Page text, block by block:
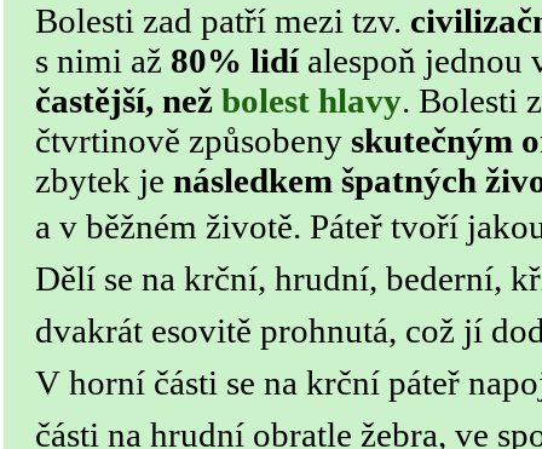
Bolesti zad patří mezi tzv.
s nimi až 80% lidíalespoň jednou
častější, než bolest hlavy. Bolesti
čtvrtinově způsobeny skutečným
zbytek je následkem špatných
a v běžném životě. Páteř tvoří
Dělí se na krční, hrudní, bederní,
dvakrát esovitě prohnutá, což jí
V horní části se na krční páteř
části na hrudní obratle žebra, ve